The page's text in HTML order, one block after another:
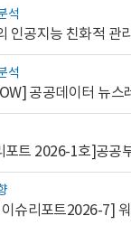
석
인공지능 친화적 관
석
공공데이터 뉴스